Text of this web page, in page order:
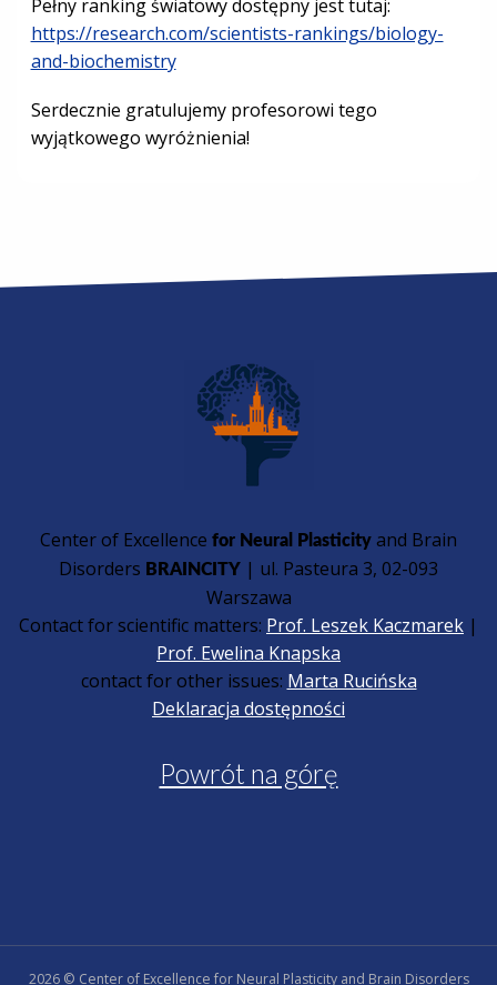
Pełny ranking światowy dostępny jest tutaj:
https://research.com/scientists-rankings/biology-
and-biochemistry
Serdecznie gratulujemy profesorowi tego
wyjątkowego wyróżnienia!
Center of Excellence for Neural Plasticity and Brain
Disorders BRAINCITY | ul. Pasteura 3, 02-093
Warszawa
Contact for scientific matters: Prof. Leszek Kaczmarek |
Prof. Ewelina Knapska
contact for other issues: Marta Rucińska
Deklaracja dostępności
Powrót na górę
2026 © Center of Excellence for Neural Plasticity and Brain Disorders